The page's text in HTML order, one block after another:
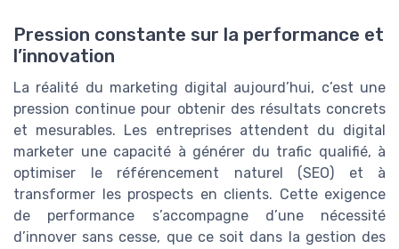
Pression constante sur la performance et
l’innovation
La réalité du marketing digital aujourd’hui, c’est une
pression continue pour obtenir des résultats concrets
et mesurables. Les entreprises attendent du digital
marketer une capacité à générer du trafic qualifié, à
optimiser le référencement naturel (SEO) et à
transformer les prospects en clients. Cette exigence
de performance s’accompagne d’une nécessité
d’innover sans cesse, que ce soit dans la gestion des